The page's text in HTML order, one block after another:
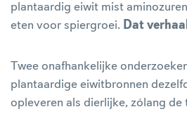
plantaardig eiwit mist
eten voor spiergroei. Dat
Twee onafhankelijke
plantaardige eiwitbronnen
opleveren als dierlijke, zólang